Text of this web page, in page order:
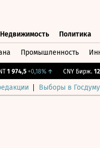
Недвижимость Политика
Промышленность
1 974,5 +0,18%↑ CNY Бирж.
Выборы в